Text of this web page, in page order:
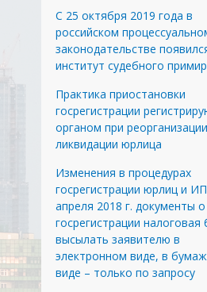
С 25 октября 2019 года в
российском
законодательстве
институт судебного
Практика приостановки
госрегистрации
органом при
ликвидации юрлица
Изменения в процедурах
госрегистрации юрлиц и
апреля 2018 г. документы о
госрегистрации налоговая
высылать заявителю в
электронном виде, в
виде – только по запросу